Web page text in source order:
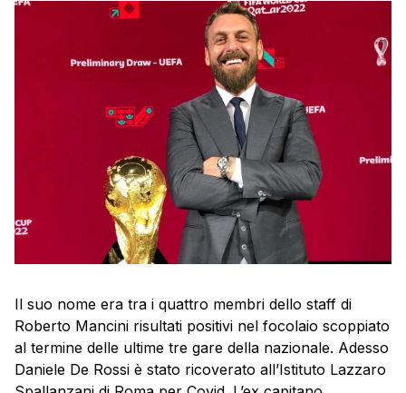
Il suo nome era tra i quattro membri dello staff di
Roberto Mancini risultati positivi nel focolaio scoppiato
al termine delle ultime tre gare della nazionale. Adesso
Daniele De Rossi è stato ricoverato all’Istituto Lazzaro